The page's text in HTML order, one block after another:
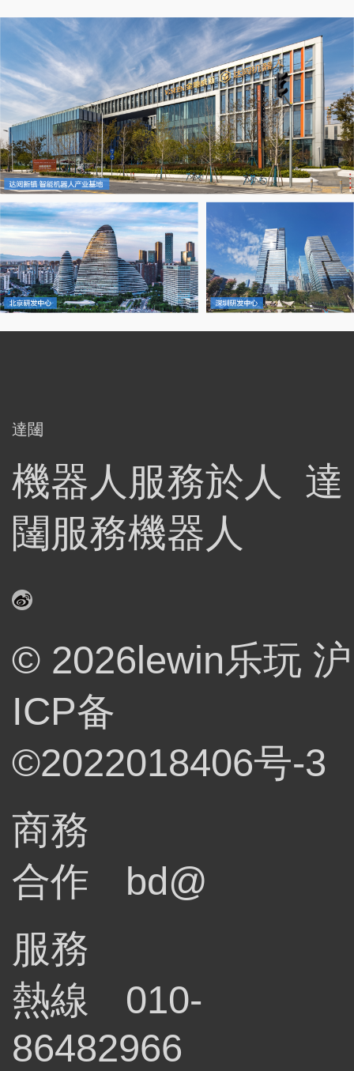
達闥
機器人服務於人 達
闥服務機器人
© 2026lewin乐玩 沪
ICP备
©2022018406号-3
商務
合作
bd@
服務
熱線
010-
86482966